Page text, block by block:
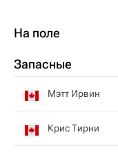
На поле
Запасные
Мэтт Ирвин
Крис Тирни